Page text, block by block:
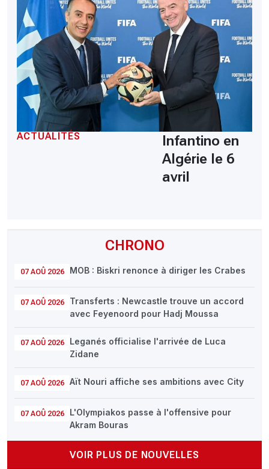
CHRONO
07 AOÛ 2026 MOB : Biskri renonce à diriger les Crabes
07 AOÛ 2026
Transferts : Newcastle trouve un accord
avec Feyenoord pour Hadj Moussa
07 AOÛ 2026
Leganés officialise l'arrivée de Luca
Zidane
07 AOÛ 2026 Aït Nouri affiche ses ambitions avec City
07 AOÛ 2026
L'Olympiakos passe à l'offensive pour
Akram Bouras
VOIR PLUS DE NOUVELLES
ACTUALITÉS
Infantino en
Algérie le 6
avril